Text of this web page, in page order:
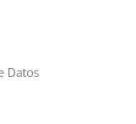
Datos